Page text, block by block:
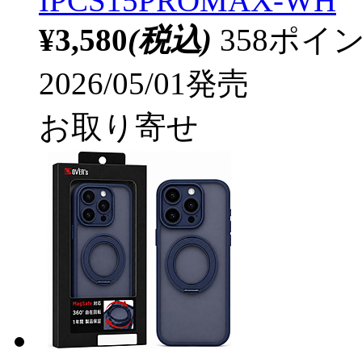
¥3,580(税込) 358ポイ
2026/05/01発売
お取り寄せ